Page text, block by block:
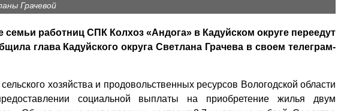
Грачевой
семьи работниц СПК Колхоз «Андога» в Кадуйском округе переедут
глава Кадуйского округа Светлана Грачева в своем телеграм-
хозяйства и продовольственных ресурсов Вологодской области
социальной выплаты на приобретение жилья двум